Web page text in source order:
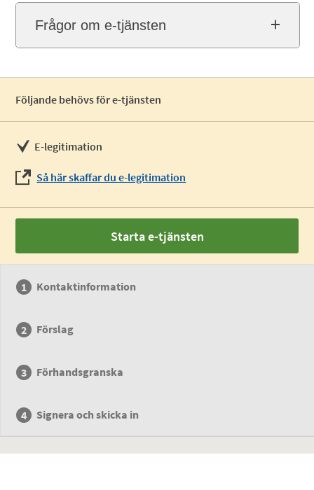
Frågor om e-tjänsten
Följande behövs för e-tjänsten
E-legitimation
Så här skaffar du e-legitimation
Starta e-tjänsten
Kontaktinformation
Förslag
Förhandsgranska
Signera och skicka in